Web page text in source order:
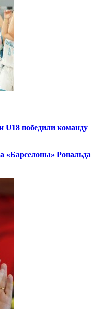
U18 победили команду
«Барселоны» Рональда